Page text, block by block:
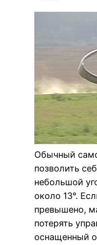
Обычный
позволить
небольшой
около 13°.
превышено,
потерять
оснащенный